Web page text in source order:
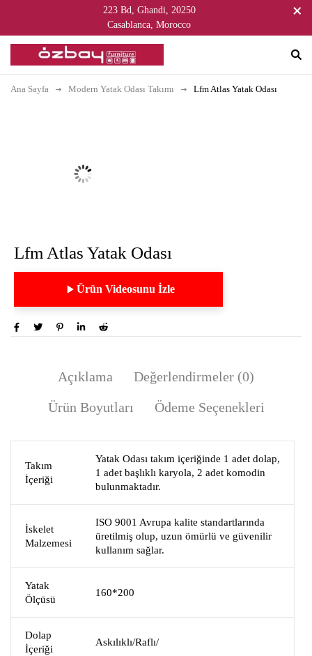
223 Bd, Ghandi, 20250
Casablanca, Morocco
Ana Sayfa Modern Yatak Odası Takımı Lfm Atlas Yatak Odası
Lfm Atlas Yatak Odası
Ürün Videosunu İzle
Açıklama
Değerlendirmeler (0)
Ürün Boyutları
Ödeme Seçenekleri
Takım
İçeriği
Yatak Odası takım içeriğinde 1 adet dolap,
1 adet başlıklı karyola, 2 adet komodin
bulunmaktadır.
İskelet
Malzemesi
ISO 9001 Avrupa kalite standartlarında
üretilmiş olup, uzun ömürlü ve güvenilir
kullanım sağlar.
Yatak
Ölçüsü
160*200
Dolap
İçeriği
Askılıklı/Raflı/